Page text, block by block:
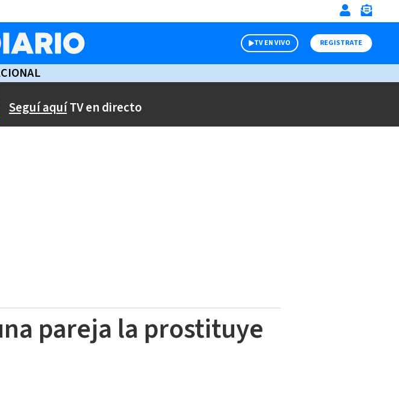
TV EN VIVO REGISTRATE
Seguí aquíTV en directo
pareja la prostituye